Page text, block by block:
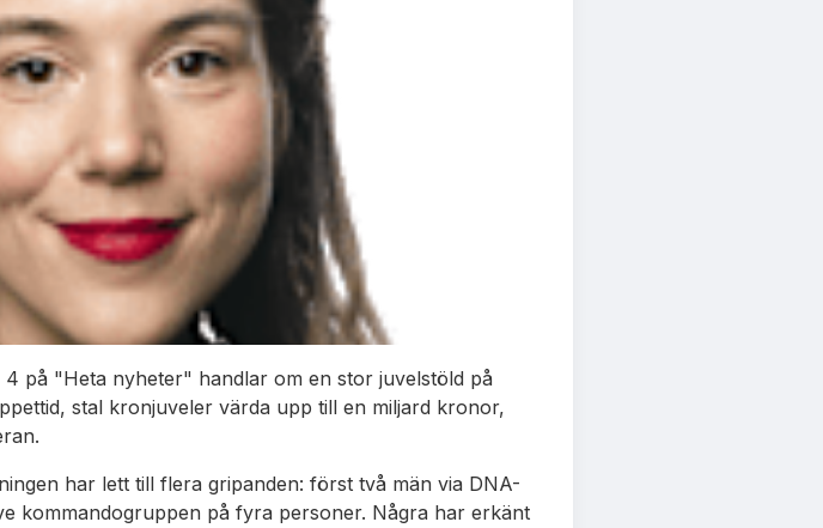
på "Heta nyheter" handlar om en stor juvelstöld på
stal kronjuveler värda upp till en miljard kronor,
har lett till flera gripanden: först två män via DNA-
kommandogruppen på fyra personer. Några har erkänt